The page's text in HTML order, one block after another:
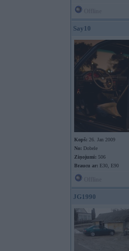
Say10
Kopš: 26. Jan 2009
No: Dobele
Ziņojumi: 506
Braucu ar: E30, E90
JG1990